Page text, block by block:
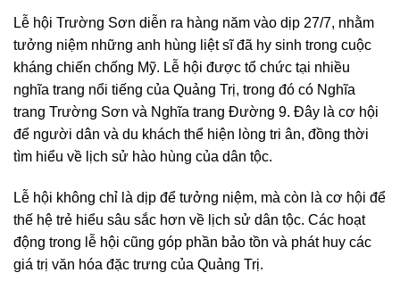
Lễ hội Trường Sơn diễn ra hàng năm vào dịp 27/7, nhằm
tưởng niệm những anh hùng liệt sĩ đã hy sinh trong cuộc
kháng chiến chống Mỹ. Lễ hội được tổ chức tại nhiều
nghĩa trang nổi tiếng của Quảng Trị, trong đó có Nghĩa
trang Trường Sơn và Nghĩa trang Đường 9. Đây là cơ hội
để người dân và du khách thể hiện lòng tri ân, đồng thời
tìm hiểu về lịch sử hào hùng của dân tộc.
Lễ hội không chỉ là dịp để tưởng niệm, mà còn là cơ hội để
thế hệ trẻ hiểu sâu sắc hơn về lịch sử dân tộc. Các hoạt
động trong lễ hội cũng góp phần bảo tồn và phát huy các
giá trị văn hóa đặc trưng của Quảng Trị.